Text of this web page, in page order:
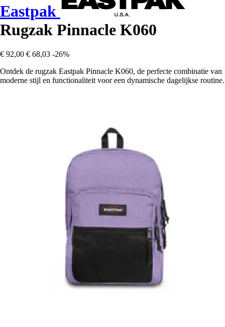
Eastpak
Rugzak Pinnacle K060
€ 92,00 € 68,03 -26%
Ontdek de rugzak Eastpak Pinnacle K060, de perfecte combinatie van
moderne stijl en functionaliteit voor een dynamische dagelijkse routine.